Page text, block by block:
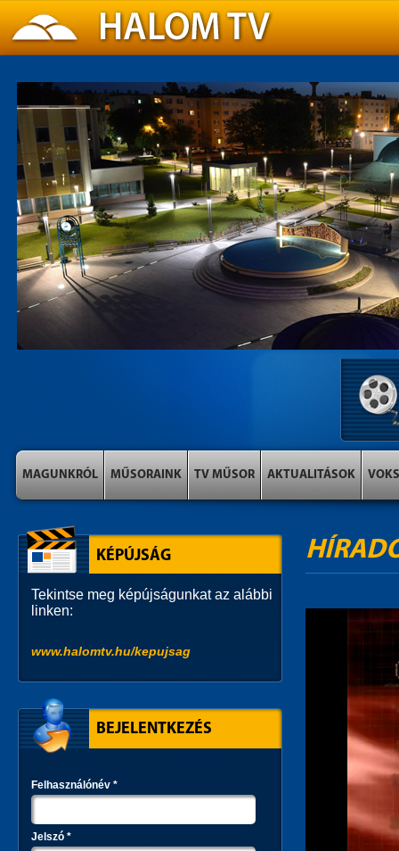
MAGUNKRÓL MŰSORAINK TV MŰSOR AKTUALITÁSOK VOKS
KÉPÚJSÁG
Tekintse meg képújságunkat az alábbi
linken:
www.halomtv.hu/kepujsag
BEJELENTKEZÉS
Felhasználónév *
Jelszó *